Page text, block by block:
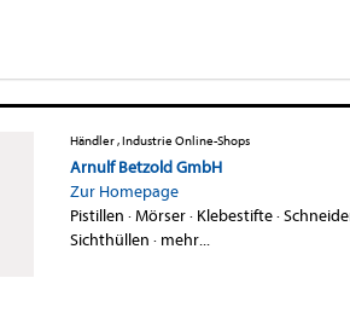
Händler , Industrie Online-Shops
Arnulf Betzold GmbH
Zur Homepage
Pistillen ·Mörser· Klebestifte·
Sichthüllen · mehr...